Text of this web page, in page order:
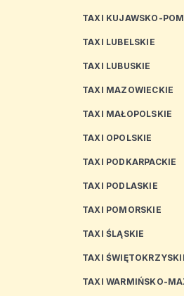
TAXI KUJAWSKO-
TAXI LUBELSKIE
TAXI LUBUSKIE
TAXI MAZOWIECKIE
TAXI MAŁOPOLSKIE
TAXI OPOLSKIE
TAXI PODKARPACKIE
TAXI PODLASKIE
TAXI POMORSKIE
TAXI ŚLĄSKIE
TAXI
TAXI WARMIŃSKO-